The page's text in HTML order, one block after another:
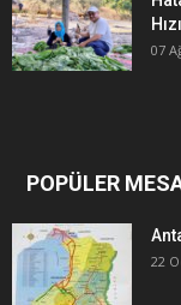
07
POPÜLER
22